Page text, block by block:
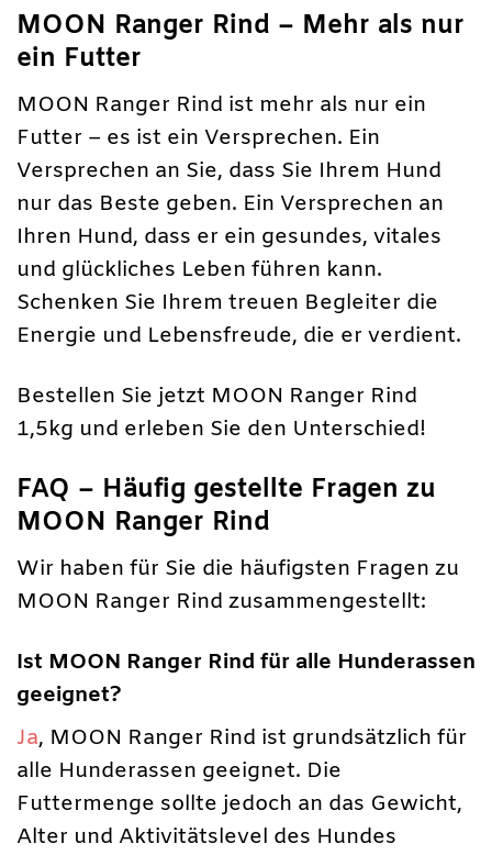
MOON Ranger Rind – Mehr als nur
ein Futter
MOON Ranger Rind ist mehr als nur ein
Futter – es ist ein Versprechen. Ein
Versprechen an Sie, dass Sie Ihrem Hund
nur das Beste geben. Ein Versprechen an
Ihren Hund, dass er ein gesundes, vitales
und glückliches Leben führen kann.
Schenken Sie Ihrem treuen Begleiter die
Energie und Lebensfreude, die er verdient.
Bestellen Sie jetzt MOON Ranger Rind
1,5kg und erleben Sie den Unterschied!
FAQ – Häufig gestellte Fragen zu
MOON Ranger Rind
Wir haben für Sie die häufigsten Fragen zu
MOON Ranger Rind zusammengestellt:
Ist MOON Ranger Rind für alle Hunderassen
geeignet?
Ja, MOON Ranger Rind ist grundsätzlich für
alle Hunderassen geeignet. Die
Futtermenge sollte jedoch an das Gewicht,
Alter und Aktivitätslevel des Hundes